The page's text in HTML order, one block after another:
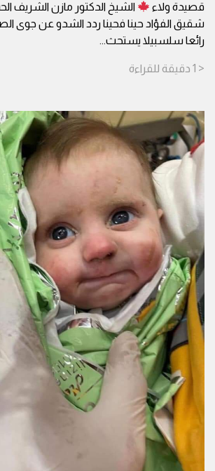
قصيدة ولاء
الشيخ الدكتور مازن الشريف
شقيق الفؤاد حينا فحينا ردد الشدو عن جوى
رائعا سلسبيلا يستحث...
< 1 دقيقة للقراءة